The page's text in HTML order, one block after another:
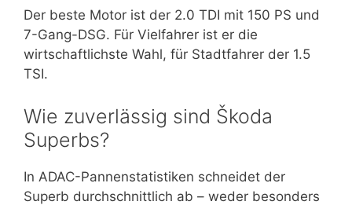
Der beste Motor ist der 2.0 TDI mit 150 PS und
7-Gang-DSG. Für Vielfahrer ist er die
wirtschaftlichste Wahl, für Stadtfahrer der 1.5
TSI.
Wie zuverlässig sind Škoda
Superbs?
In ADAC-Pannenstatistiken schneidet der
Superb durchschnittlich ab – weder besonders